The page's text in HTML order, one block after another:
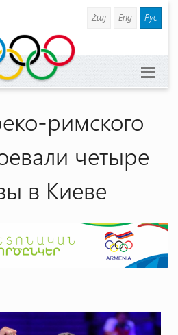
Հայ Eng Рус
римского
четыре
в Киеве